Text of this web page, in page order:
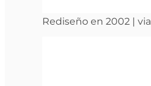
Rediseño en 2002 | via